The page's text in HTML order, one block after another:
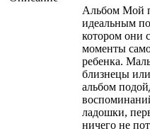
Альбом Мой
идеальным
котором они
моменты
ребенка.
близнецы
альбом
ладошки,
ничего не